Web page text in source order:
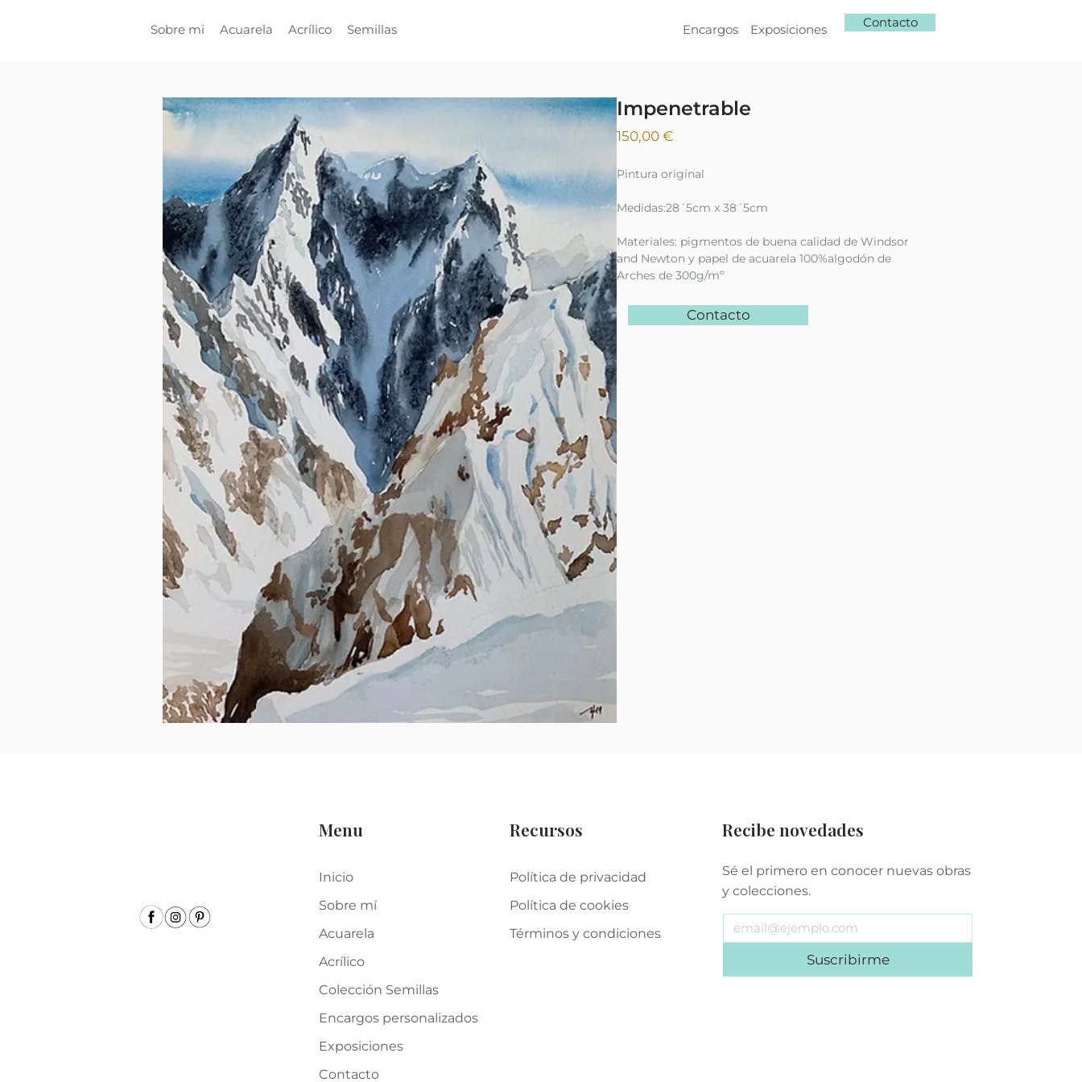
Sobre mi Acuarela Acrílico Semillas Encargos Exposiciones Contacto
Impenetrable
150,00 €
Pintura original
Medidas:28´5cm x 38´5cm
Materiales: pigmentos de buena calidad de Windsor
and Newton y papel de acuarela 100%algodón de
Arches de 300g/mº
Contacto
Menu
Inicio
Sobre mí
Acuarela
Acrílico
Colección Semillas
Encargos personalizados
Exposiciones
Contacto
Recursos
Política de privacidad
Política de cookies
Términos y condiciones
Recibe novedades
Suscribirme
Sé el primero en conocer nuevas obras
y colecciones.